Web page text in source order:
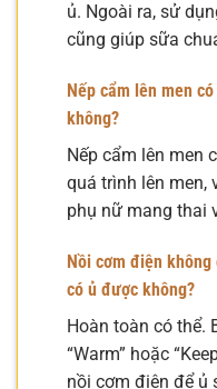
ủ. Ngoài ra, sử
cũng giúp sữa
Nếp cẩm lên men
không?
Nếp cẩm lên men
quá trình lên men,
phụ nữ mang thai
Nồi cơm điện không
có ủ được không?
Hoàn toàn có thể.
“Warm” hoặc
nồi cơm điện để ủ